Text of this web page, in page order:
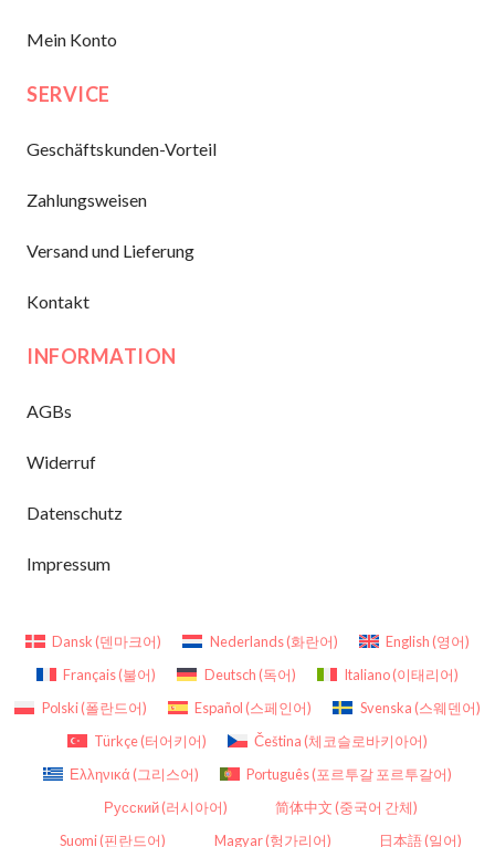
Mein Konto
SERVICE
Geschäftskunden-Vorteil
Zahlungsweisen
Versand und Lieferung
Kontakt
INFORMATION
AGBs
Widerruf
Datenschutz
Impressum
Dansk (덴마크어) Nederlands(화란어) English (영어)
Français(불어) Deutsch (독어) Italiano(이태리어)
Polski(폴란드어) Español (스페인어) Svenska (스웨덴어)
Türkçe(터어키어) Čeština (체코슬로바키아어)
Ελληνικά (그리스어) Português(포르투갈 포르투갈어)
Русский(러시아어) 简体中文 (중국어 간체)
Suomi(핀란드어) Magyar(헝가리어) 日本語(일어)